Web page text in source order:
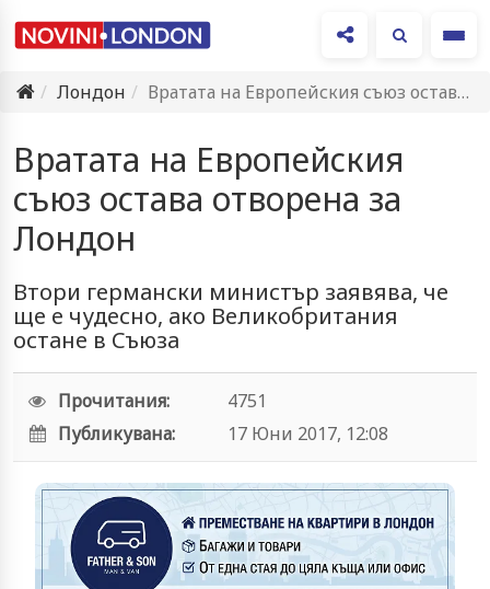
Лондон
Вратата на Европейския съюз остава отворена за Лондон
Вратата на Европейския
съюз остава отворена за
Лондон
Втори германски министър заявява, че
ще е чудесно, ако Великобритания
остане в Съюза
Прочитания:
4751
Публикувана:
17 Юни 2017, 12:08